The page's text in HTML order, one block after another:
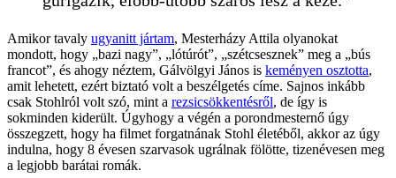
Amikor tavaly ugyanitt jártam, Mesterházy Attila olyanokat
mondott, hogy „bazi nagy”, „lótúrót”, „szétcsesznek” meg a „bús
francot”, és ahogy néztem, Gálvölgyi János is keményen osztotta,
amit lehetett, ezért biztató volt a beszélgetés címe. Sajnos inkább
csak Stohlról volt szó, mint a rezsicsökkentésről, de így is
sokminden kiderült. Úgyhogy a végén a porondmesternő úgy
összegzett, hogy ha filmet forgatnának Stohl életéből, akkor az úgy
indulna, hogy 8 évesen szarvasok ugrálnak fölötte, tizenévesen meg
a legjobb barátai romák.